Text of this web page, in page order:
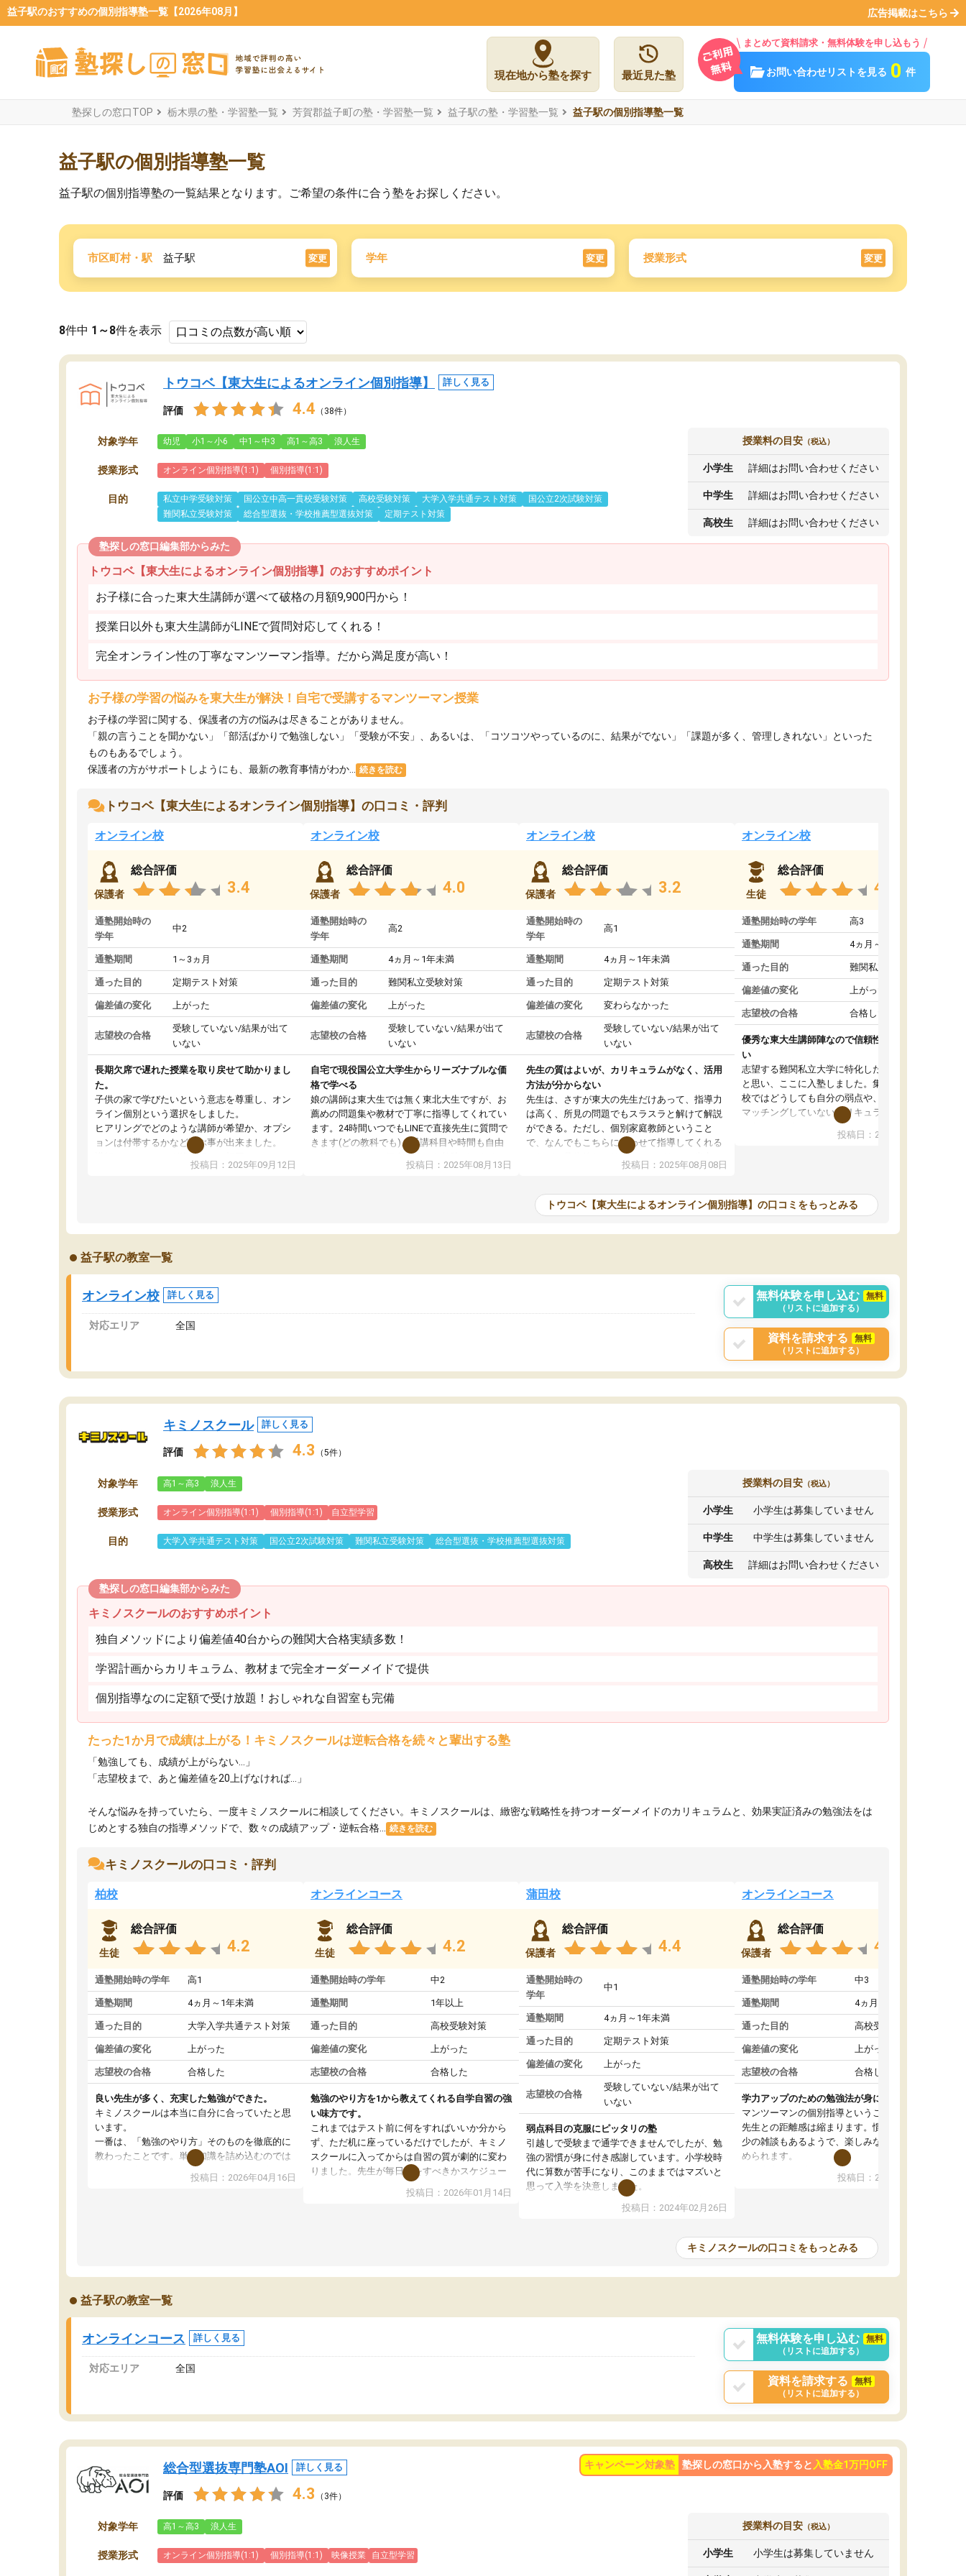
益子駅のおすすめの個別指導塾一覧【2026年08月】 広告掲載はこちら
現在地から塾を探す 最近見た塾
まとめて資料請求・無料体験を申し込もう
お問い合わせリストを見る 0 件
塾探しの窓口TOP 栃木県の塾・学習塾一覧 芳賀郡益子町の塾・学習塾一覧 益子駅の塾・学習塾一覧 益子駅の個別指導塾一覧
益子駅の個別指導塾一覧
益子駅の個別指導塾の一覧結果となります。ご希望の条件に合う塾をお探しください。
市区町村・駅 益子駅 変更 学年 変更 授業形式 変更
8件中 1～8件を表示
トウコベ【東大生によるオンライン個別指導】 詳しく見る
評価 4.4 （38件）
対象学年 幼児 小1～小6 中1～中3 高1～高3 浪人生
授業形式 オンライン個別指導(1:1) 個別指導(1:1)
目的 私立中学受験対策 国公立中高一貫校受験対策 高校受験対策 大学入学共通テスト対策
国公立2次試験対策
難関私立受験対策
総合型選抜・学校推薦型選抜対策 定期テスト対策
授業料の目安 （税込）
小学生 詳細はお問い合わせください
中学生 詳細はお問い合わせください
高校生 詳細はお問い合わせください
塾探しの窓口編集部からみた
トウコベ【東大生によるオンライン個別指導】のおすすめポイント
お子様に合った東大生講師が選べて破格の月額9,900円から！
授業日以外も東大生講師がLINEで質問対応してくれる！
完全オンライン性の丁寧なマンツーマン指導。だから満足度が高い！
お子様の学習の悩みを東大生が解決！自宅で受講するマンツーマン授業
お子様の学習に関する、保護者の方の悩みは尽きることがありません。
「親の言うことを聞かない」「部活ばかりで勉強しない」「受験が不安」、あるいは、「コツコツやっているのに、結果がでない」「課題が多く、管理しきれない」といった
ものもあるでしょう。
保護者の方がサポートしようにも、最新の教育事情がわか...
続きを読む
トウコベ【東大生によるオンライン個別指導】の口コミ・評判
オンライン校
保護者
総合評価
3.4
通塾開始時の
学年
中2
通塾期間 1～3ヵ月
通った目的 定期テスト対策
偏差値の変化 上がった
志望校の合格
受験していない/結果が出て
いない
長期欠席で遅れた授業を取り戻せて助かりまし
た。
子供の家で学びたいという意志を尊重し、オン
ライン個別という選択をしました。
ヒアリングでどのような講師が希望か、オプシ
ョンは付帯するかなど選ぶ事が出来ました。
講師とのマッチング後講師との初回ミーティン
グを行い、その講師で良いか他の講師を希望す
オンラインツールを使用した単語帳の共有があ
り宿題もそちらで出される形でした。
2ヶ月で担当講師の方がお辞めになると言う事で
講師変更の申し出があり、あまりに短期での変
更だった為、塾に通う事にして退会しました。
遅れも取り戻せ、授業内容や講師の方は良かっ
投稿日：2025年09月12日
オンライン校
保護者
総合評価
4.0
通塾開始時の
学年
高2
通塾期間 4ヵ月～1年未満
通った目的 難関私立受験対策
偏差値の変化 上がった
志望校の合格
受験していない/結果が出て
いない
自宅で現役国公立大学生からリーズナブルな価
格で学べる
娘の講師は東大生では無く東北大生ですが、お
薦めの問題集や教材で丁寧に指導してくれてい
ます。24時間いつでもLINEで直接先生に質問で
きます(どの教科でも)。受講科目や時間も自由
に決めれるので、個人に合った勉強ができると
思います。カリキュラム相談みたいなのがあり
ます。講師も合わなければチェンジできます
投稿日：2025年08月13日
オンライン校
保護者
総合評価
3.2
通塾開始時の
学年
高1
通塾期間 4ヵ月～1年未満
通った目的 定期テスト対策
偏差値の変化 変わらなかった
志望校の合格
受験していない/結果が出て
いない
先生の質はよいが、カリキュラムがなく、活用
方法が分からない
先生は、さすが東大の先生だけあって、指導力
は高く、所見の問題でもスラスラと解けて解説
ができる。ただし、個別家庭教師ということ
で、なんでもこちらに合わせて指導してくれる
のだが、具体的なカリキュラムがない。当方
は、授業の先取り学習をするため、学校の教科
いただいたが、1時間の時間を使って進められる
範囲は限られており、それであれば自学自習で
なく、上手い活用の仕方が分からず辞めること
投稿日：2025年08月08日
オンライン校
生徒
総合評価
4.4
通塾開始時の学年 高3
通塾期間 4ヵ月～1年未満
通った目的 難関私立受験対策
偏差値の変化 上がった
志望校の合格 合格した
優秀な東大生講師陣なので信頼性や安心感が高
い
志望する難関私立大学に特化した準備をしたい
と思い、ここに入塾しました。集団指導の予備
校ではどうしても自分の弱点や、志望校対策に
マッチングしていないカリキュラムに不安を感
また受験のノウハウを蓄積している優秀な東大
ツーマン指導によって、自分の志望校にふさわ
しいオリジナルのカリキュラムを提案してくれ
と感じました。
投稿日：2024年02月19日
トウコベ【東大生によるオンライン個別指導】の口コミをもっとみる
益子駅の教室一覧
オンライン校 詳しく見る
対応エリア 全国
無料体験を申し込む
無料
（リストに追加する）
資料を請求する
無料
（リストに追加する）
キミノスクール 詳しく見る
評価 4.3 （5件）
対象学年 高1～高3 浪人生
授業形式 オンライン個別指導(1:1) 個別指導(1:1) 自立型学習
目的 大学入学共通テスト対策 国公立2次試験対策 難関私立受験対策 総合型選抜・学校推薦型選抜対策
授業料の目安 （税込）
小学生 小学生は募集していません
中学生 中学生は募集していません
高校生 詳細はお問い合わせください
塾探しの窓口編集部からみた
キミノスクールのおすすめポイント
独自メソッドにより偏差値40台からの難関大合格実績多数！
学習計画からカリキュラム、教材まで完全オーダーメイドで提供
個別指導なのに定額で受け放題！おしゃれな自習室も完備
たった1か月で成績は上がる！キミノスクールは逆転合格を続々と輩出する塾
「勉強しても、成績が上がらない…」
「志望校まで、あと偏差値を20上げなければ…」
そんな悩みを持っていたら、一度キミノスクールに相談してください。キミノスクールは、緻密な戦略性を持つオーダーメイドのカリキュラムと、効果実証済みの勉強法をは
じめとする独自の指導メソッドで、数々の成績アップ・逆転合格...
続きを読む
キミノスクールの口コミ・評判
柏校
生徒
総合評価
4.2
通塾開始時の学年 高1
通塾期間 4ヵ月～1年未満
通った目的 大学入学共通テスト対策
偏差値の変化 上がった
志望校の合格 合格した
良い先生が多く、充実した勉強ができた。
キミノスクールは本当に自分に合っていたと思
います。
一番は、「勉強のやり方」そのものを徹底的に
教わったことです。単に知識を詰め込むのでは
なく、自学自習の習慣が身につくよう並走して
くれるので、通塾日以外も机に向かうのが苦で
投稿日：2026年04月16日
オンラインコース
生徒
総合評価
4.2
通塾開始時の学年 中2
通塾期間 1年以上
通った目的 高校受験対策
偏差値の変化 上がった
志望校の合格 合格した
勉強のやり方を1から教えてくれる自学自習の強
い味方です。
これまではテスト前に何をすればいいか分から
ず、ただ机に座っているだけでしたが、キミノ
スクールに入ってからは自習の質が劇的に変わ
りました。先生が毎日何をすべきかスケジュー
ルを明確にしてくれるので、自分が迷わずに学
習に取り組めるようになったのが一番の収穫で
投稿日：2026年01月14日
蒲田校
保護者
総合評価
4.4
通塾開始時の
学年
中1
通塾期間 4ヵ月～1年未満
通った目的 定期テスト対策
偏差値の変化 上がった
志望校の合格
受験していない/結果が出て
いない
弱点科目の克服にピッタリの塾
引越しで受験まで通学できませんでしたが、勉
強の習慣が身に付き感謝しています。小学校時
代に算数が苦手になり、このままではマズいと
思って入学を決意しました。
まず、マンツーマン指導なので、小学校時代の
基礎からスタートして頂いたのが大きかったで
ていけるようになったし、苦手科目の意識もな
重要性を再認識しました。学べばできるように
投稿日：2024年02月26日
オンラインコース
保護者
総合評価
4.6
通塾開始時の学年 中3
通塾期間 4ヵ月～1年未満
通った目的 高校受験対策
偏差値の変化 上がった
志望校の合格 合格した
学力アップのための勉強法が身につく
マンツーマンの個別指導ということもあって、
先生との距離感は縮まります。慣れてくれば多
少の雑談もあるようで、楽しみながら学習を進
められます。
単に学力アップを目指した詰め込み授業ではな
く、勉強の進め方もアドバイスしてくれます。
初めはモチベーションの維持が難しかったよう
です。ただ、授業内容が楽しかったせいか、自
投稿日：2024年01月08日
キミノスクールの口コミをもっとみる
益子駅の教室一覧
オンラインコース 詳しく見る
対応エリア 全国
無料体験を申し込む
無料
（リストに追加する）
資料を請求する
無料
（リストに追加する）
キャンペーン対象塾 塾探しの窓口から入塾すると 入塾金1万円OFF
総合型選抜専門塾AOI 詳しく見る
評価 4.3 （3件）
対象学年 高1～高3 浪人生
授業形式 オンライン個別指導(1:1) 個別指導(1:1) 映像授業 自立型学習
授業料の目安 （税込）
小学生 小学生は募集していません